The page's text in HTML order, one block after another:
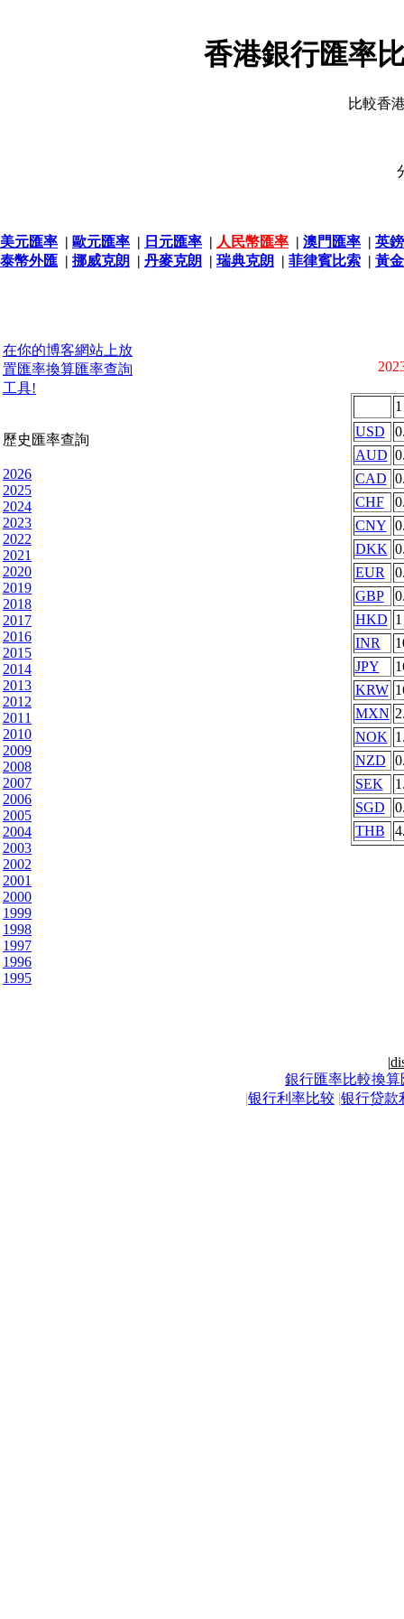
香港銀行匯率
比較香
美元匯率 | 歐元匯率 | 日元匯率 | 人民幣匯率 | 澳門匯率 | 英
泰幣外匯 | 挪威克朗 | 丹麥克朗 | 瑞典克朗 | 菲律賓比索 | 黃
在你的博客網站上放
置匯率換算匯率查詢
工具!
歷史匯率查詢
2026
2025
2024
2023
2022
2021
2020
2019
2018
2017
2016
2015
2014
2013
2012
2011
2010
2009
2008
2007
2006
2005
2004
2003
2002
2001
2000
1999
1998
1997
1996
1995
USD
AUD
CAD
CHF
CNY
DKK
EUR
GBP
HKD 1
INR
JPY
KRW
MXN
NOK
NZD
SEK
SGD
THB
|
銀行匯率比較換算
|银行利率比较 |银行贷款